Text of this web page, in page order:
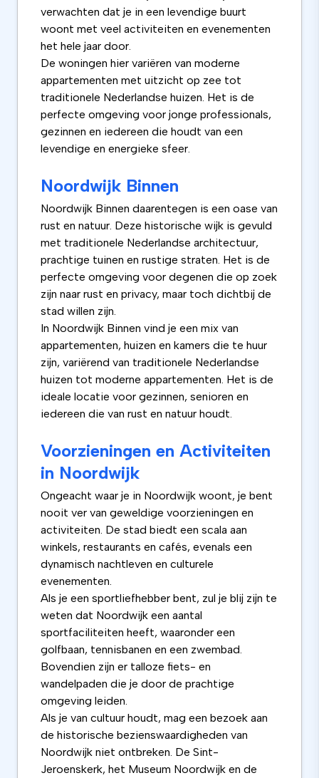
verwachten dat je in een levendige buurt
woont met veel activiteiten en evenementen
het hele jaar door.
De woningen hier variëren van moderne
appartementen met uitzicht op zee tot
traditionele Nederlandse huizen. Het is de
perfecte omgeving voor jonge professionals,
gezinnen en iedereen die houdt van een
levendige en energieke sfeer.
Noordwijk Binnen
Noordwijk Binnen daarentegen is een oase van
rust en natuur. Deze historische wijk is gevuld
met traditionele Nederlandse architectuur,
prachtige tuinen en rustige straten. Het is de
perfecte omgeving voor degenen die op zoek
zijn naar rust en privacy, maar toch dichtbij de
stad willen zijn.
In Noordwijk Binnen vind je een mix van
appartementen, huizen en kamers die te huur
zijn, variërend van traditionele Nederlandse
huizen tot moderne appartementen. Het is de
ideale locatie voor gezinnen, senioren en
iedereen die van rust en natuur houdt.
Voorzieningen en Activiteiten
in Noordwijk
Ongeacht waar je in Noordwijk woont, je bent
nooit ver van geweldige voorzieningen en
activiteiten. De stad biedt een scala aan
winkels, restaurants en cafés, evenals een
dynamisch nachtleven en culturele
evenementen.
Als je een sportliefhebber bent, zul je blij zijn te
weten dat Noordwijk een aantal
sportfaciliteiten heeft, waaronder een
golfbaan, tennisbanen en een zwembad.
Bovendien zijn er talloze fiets- en
wandelpaden die je door de prachtige
omgeving leiden.
Als je van cultuur houdt, mag een bezoek aan
de historische bezienswaardigheden van
Noordwijk niet ontbreken. De Sint-
Jeroenskerk, het Museum Noordwijk en de